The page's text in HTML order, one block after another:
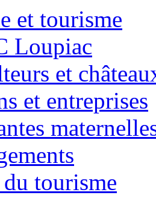
et tourisme
Loupiac
et
et entreprises
tourisme